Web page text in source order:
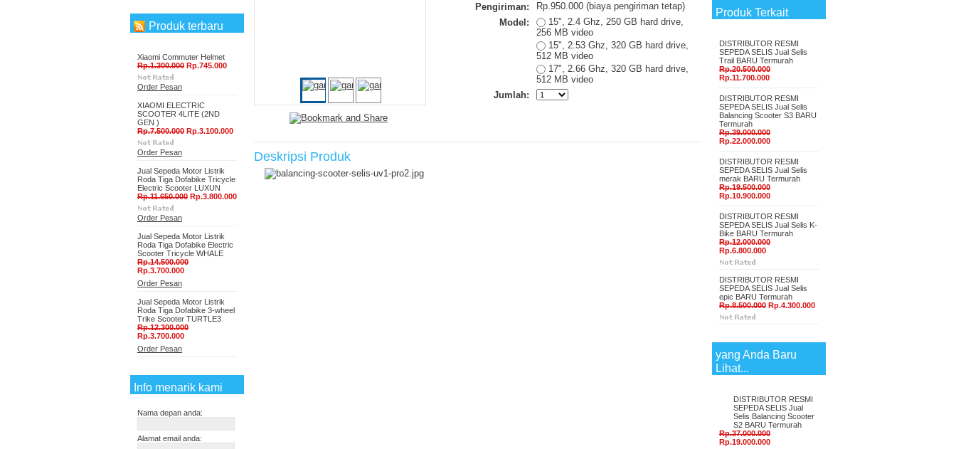
Produk terbaru
Xiaomi Commuter Helmet
Rp.1.300.000 Rp.745.000
Order Pesan
XIAOMI ELECTRIC
SCOOTER 4LITE (2ND
GEN )
Rp.7.500.000 Rp.3.100.000
Order Pesan
Jual Sepeda Motor Listrik
Roda Tiga Dofabike Tricycle
Electric Scooter LUXUN
Rp.11.650.000 Rp.3.800.000
Order Pesan
Jual Sepeda Motor Listrik
Roda Tiga Dofabike Electric
Scooter Tricycle WHALE
Rp.14.500.000
Rp.3.700.000
Order Pesan
Jual Sepeda Motor Listrik
Roda Tiga Dofabike 3-wheel
Trike Scooter TURTLE3
Rp.12.300.000
Rp.3.700.000
Order Pesan
Info menarik kami
Nama depan anda:
Alamat email anda:
Pengiriman:
Rp.950.000 (biaya pengiriman tetap)
Model:
15", 2.4 Ghz, 250 GB hard drive,
256 MB video
15", 2.53 Ghz, 320 GB hard drive,
512 MB video
17", 2.66 Ghz, 320 GB hard drive,
512 MB video
Jumlah:
Deskripsi Produk
Produk Terkait
DISTRIBUTOR RESMI
SEPEDA SELIS Jual Selis
Trail BARU Termurah
Rp.20.500.000
Rp.11.700.000
DISTRIBUTOR RESMI
SEPEDA SELIS Jual Selis
Balancing Scooter S3 BARU
Termurah
Rp.39.000.000
Rp.22.000.000
DISTRIBUTOR RESMI
SEPEDA SELIS Jual Selis
merak BARU Termurah
Rp.19.500.000
Rp.10.900.000
DISTRIBUTOR RESMI
SEPEDA SELIS Jual Selis K-
Bike BARU Termurah
Rp.12.000.000
Rp.6.800.000
DISTRIBUTOR RESMI
SEPEDA SELIS Jual Selis
epic BARU Termurah
Rp.8.500.000 Rp.4.300.000
yang Anda Baru
Lihat...
DISTRIBUTOR RESMI
SEPEDA SELIS Jual
Selis Balancing Scooter
S2 BARU Termurah
Rp.37.000.000
Rp.19.000.000